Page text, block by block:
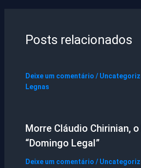
Posts relacionados
Deixe um comentário /
Legnas
Morre Cláudio Chirinian, o
“Domingo Legal”
Deixe um comentário /